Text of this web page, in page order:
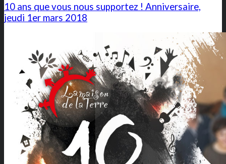
10 ans que vous nous supportez ! Anniversaire,
jeudi 1er mars 2018